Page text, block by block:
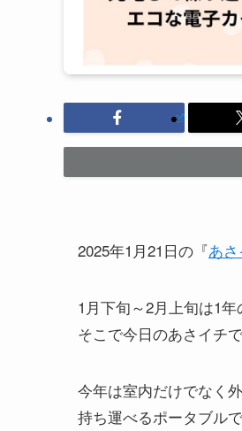
2025年1月21日の『あ
1月下旬～2月上旬は1年
そこで今日のあさイチ
今年は室内だけでなく
持ち運べるポータブル